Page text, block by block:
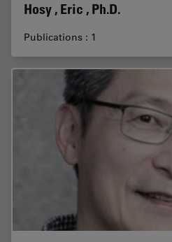
Hosy , Eric , Ph.D.
Publications : 1